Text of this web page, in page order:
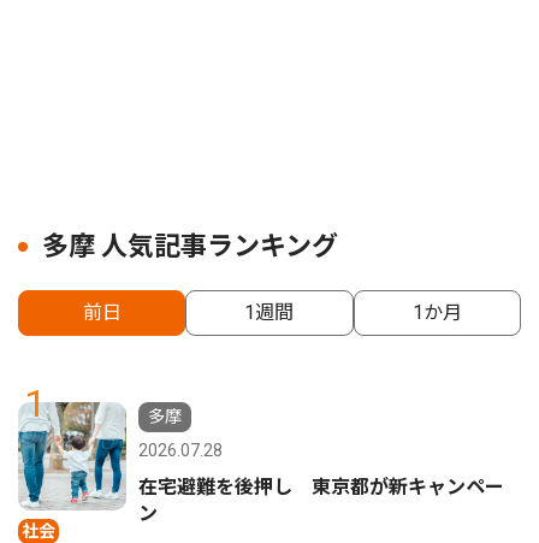
多摩 人気記事ランキング
前日 1週間 1か月
1
社会
多摩
2026.07.28
在宅避難を後押し 東京都が新キャンペー
ン